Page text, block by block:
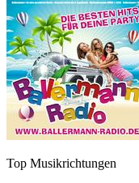
Top Musikrichtungen